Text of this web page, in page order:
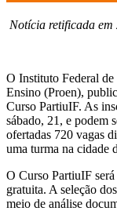
Notícia retificada em
O Instituto Federal
Ensino (Proen),
Curso PartiuIF. As
sábado, 21, e podem
ofertadas 720 vagas
uma turma na cidade
O Curso PartiuIF
gratuita. A seleção
meio de análise